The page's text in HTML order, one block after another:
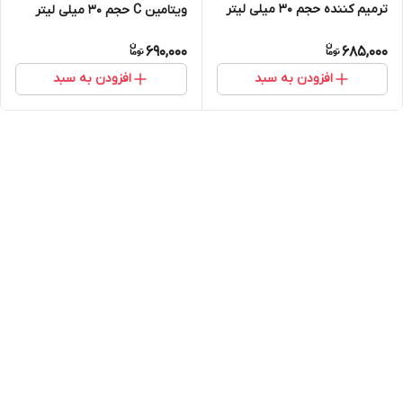
ترمیم کننده حجم ۳۰ میلی لیتر
685,000
افزودن به سبد
ویتامین C حجم ۳۰ میلی لیتر
690,000
افزودن به سبد